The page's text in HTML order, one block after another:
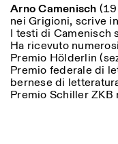
Arno Camenisch
nei Grigioni, scrive
I testi di Camenisch
Ha ricevuto
Premio Hölderlin
Premio federale di
bernese di
Premio Schiller ZKB